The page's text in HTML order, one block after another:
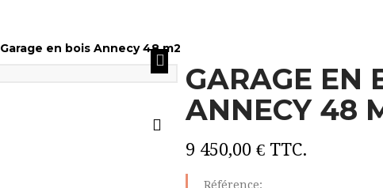
Garage en bois Annecy 48 m2
GARAGE EN
ANNECY 48
9 450,00 €TTC.
Référence: